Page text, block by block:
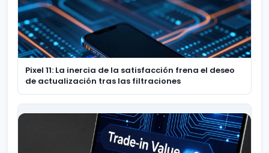
Pixel 11: La inercia de la satisfacción frena el deseo
de actualización tras las filtraciones